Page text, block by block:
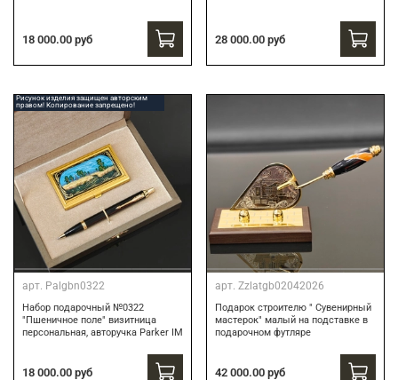
18 000.00 руб 28 000.00 руб
Рисунок изделия защищен авторским
правом! Копирование запрещено!
арт. Palgbn0322
Набор подарочный №0322
"Пшеничное поле" визитница
персональная, авторучка Parker IM
18 000.00 руб
арт. Zzlatgb02042026
Подарок строителю " Сувенирный
мастерок" малый на подставке в
подарочном футляре
42 000.00 руб